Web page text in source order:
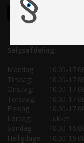
Salgsafdeling:
Mandag:
10.00-
Tirsdag:
10.00-
Onsdag:
10.00-
Torsdag:
10.00-
Fredag:
10.00-
Lørdag:
Lukket
Søndag:
10.00-
Helligdage:
10.00-